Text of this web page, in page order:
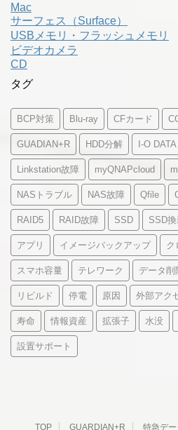
Mac
サーフェス（Surface）
USBメモリ・フラッシュメモリ
ビデオカメラ
CD
タグ
BCP対策 Blu-ray CFカード
GUADIAN+R HDD分解 I-O DATA
Linkstation故障 myQNAPcloud
NASトラブル NAS故障 Qfile
RAID5 RAID故障 SSD SSD換
アプリ イメージバックアップ ク
スマホ容量 テレワーク データ削
リビルド 停電 原因 外部アク
寿命 情報資産 拡張子 水没
設置サポート
TOP GUARDIAN+R 特急デ